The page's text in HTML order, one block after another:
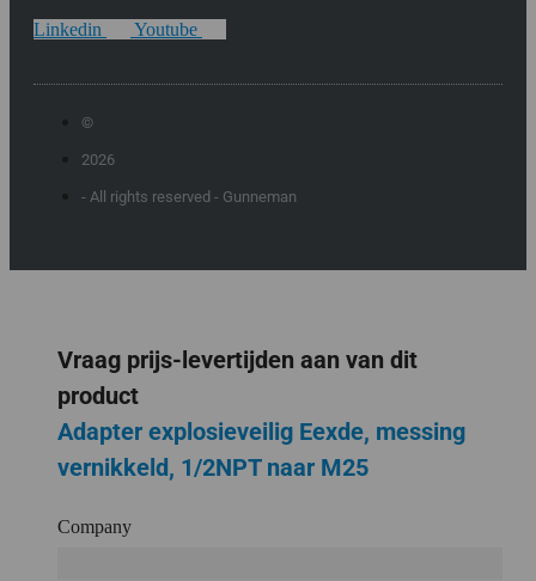
Linkedin Youtube
©
2026
- All rights reserved - Gunneman
Vraag prijs-levertijden aan van dit
product
Adapter explosieveilig Eexde, messing
vernikkeld, 1/2NPT naar M25
Company